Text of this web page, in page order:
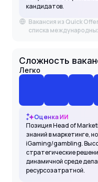
кандидатов.
Вакансия из Quick
списка
Сложность
Легко
Оценка ИИ
Позиция Head of
знаний в маркетинге,
iGaming/gambling.
стратегические
динамичной среде
ресурсозатратной.